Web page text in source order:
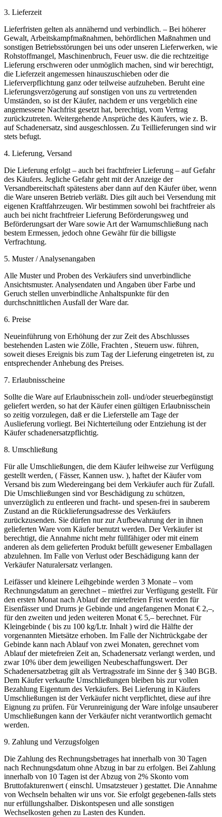
3. Lieferzeit
Lieferfristen gelten als annähernd und verbindlich. – Bei höherer
Gewalt, Arbeitskampfmaßnahmen, behördlichen Maßnahmen und
sonstigen Betriebsstörungen bei uns oder unseren Lieferwerken, wie
Rohstoffmangel, Maschinenbruch, Feuer usw. die die rechtzeitige
Lieferung erschweren oder unmöglich machen, sind wir berechtigt,
die Lieferzeit angemessen hinauszuschieben oder die
Lieferverpflichtung ganz oder teilweise aufzuheben. Beruht eine
Lieferungsverzögerung auf sonstigen von uns zu vertretenden
Umständen, so ist der Käufer, nachdem er uns vergeblich eine
angemessene Nachfrist gesetzt hat, berechtigt, vom Vertrag
zurückzutreten. Weitergehende Ansprüche des Käufers, wie z. B.
auf Schadenersatz, sind ausgeschlossen. Zu Teillieferungen sind wir
stets befugt.
4. Lieferung, Versand
Die Lieferung erfolgt – auch bei frachtfreier Lieferung – auf Gefahr
des Käufers. Jegliche Gefahr geht mit der Anzeige der
Versandbereitschaft spätestens aber dann auf den Käufer über, wenn
die Ware unseren Betrieb verläßt. Dies gilt auch bei Versendung mit
eigenen Kraftfahrzeugen. Wir bestimmen sowohl bei frachtfreier als
auch bei nicht frachtfreier Lieferung Beförderungsweg und
Beförderungsart der Ware sowie Art der Warnumschließung nach
bestem Ermessen, jedoch ohne Gewähr für die billigste
Verfrachtung.
5. Muster / Analysenangaben
Alle Muster und Proben des Verkäufers sind unverbindliche
Ansichtsmuster. Analysendaten und Angaben über Farbe und
Geruch stellen unverbindliche Anhaltspunkte für den
durchschnittlichen Ausfall der Ware dar.
6. Preise
Neueinführung von Erhöhung der zur Zeit des Abschlusses
bestehenden Lasten wie Zölle, Frachten , Steuern usw. führen,
soweit dieses Ereignis bis zum Tag der Lieferung eingetreten ist, zu
entsprechender Anhebung des Preises.
7. Erlaubnisscheine
Sollte die Ware auf Erlaubnisschein zoll- und/oder steuerbegünstigt
geliefert werden, so hat der Käufer einen gültigen Erlaubnisschein
so zeitig vorzulegen, daß er die Lieferstelle am Tage der
Auslieferung vorliegt. Bei Nichterteilung oder Entziehung ist der
Käufer schadenersatzpflichtig.
8. Umschließung
Für alle Umschließungen, die dem Käufer leihweise zur Verfügung
gestellt werden, ( Fässer, Kannen usw. ), haftet der Käufer vom
Versand bis zum Wiedereingang bei dem Verkäufer auch für Zufall.
Die Umschließungen sind vor Beschädigung zu schützen,
unverzüglich zu entleeren und fracht- und spesen-frei in sauberem
Zustand an die Rücklieferungsadresse des Verkäufers
zurückzusenden. Sie dürfen nur zur Aufbewahrung der in ihnen
gelieferten Ware vom Käufer benutzt werden. Der Verkäufer ist
berechtigt, die Annahme nicht mehr füllfähiger oder mit einem
anderen als dem gelieferten Produkt befüllt gewesener Emballagen
abzulehnen. Im Falle von Verlust oder Beschädigung kann der
Verkäufer Naturalersatz verlangen.
Leifässer und kleinere Leihgebinde werden 3 Monate – vom
Rechnungsdatum an gerechnet – mietfrei zur Verfügung gestellt. Für
den ersten Monat nach Ablauf der mietefreien Frist werden für
Eisenfässer und Drums je Gebinde und angefangenen Monat € 2,–,
für den zweiten und jeden weiteren Monat € 5,– berechnet. Für
Kleingebinde ( bis zu 100 kg/Ltr. Inhalt ) wird die Hälfte der
vorgenannten Mietsätze erhoben. Im Falle der Nichtrückgabe der
Gebinde kann nach Ablauf von zwei Monaten, gerechnet vom
Ablauf der mietefreien Zeit an, Schadenersatz verlangt werden, und
zwar 10% über dem jeweiligen Neubeschaffungswert. Der
Schadenersatzbetrag gilt als Vertragsstrafe im Sinne der § 340 BGB.
Dem Käufer verkaufte Umschließungen bleiben bis zur vollen
Bezahlung Eigentum des Verkäufers. Bei Lieferung in Käufers
Umschließungen ist der Verkäufer nicht verpflichtet, diese auf ihre
Eignung zu prüfen. Für Verunreinigung der Ware infolge unsauberer
Umschließungen kann der Verkäufer nicht verantwortlich gemacht
werden.
9. Zahlung und Verzugsfolgen
Die Zahlung des Rechnungsbetrages hat innerhalb von 30 Tagen
nach Rechnungsdatum ohne Abzug in bar zu erfolgen. Bei Zahlung
innerhalb von 10 Tagen ist der Abzug von 2% Skonto vom
Bruttofakturenwert ( einschl. Umsatzsteuer ) gestattet. Die Annahme
von Wechseln behalten wir uns vor. Sie erfolgt gegebenen-falls stets
nur erfüllungshalber. Diskontspesen und alle sonstigen
Wechselkosten gehen zu Lasten des Kunden.